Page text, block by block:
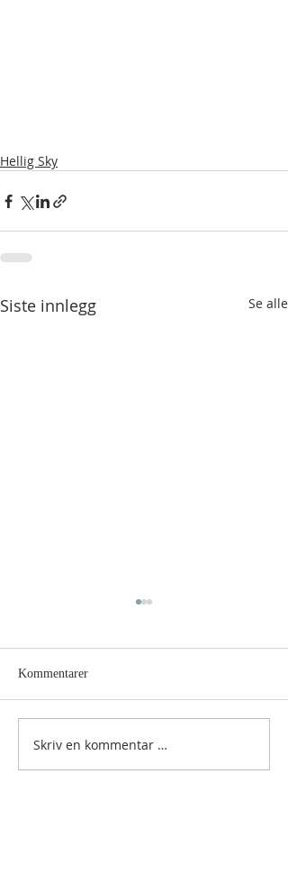
Hellig Sky
Siste innlegg Se alle
Kommentarer
Skriv en kommentar …